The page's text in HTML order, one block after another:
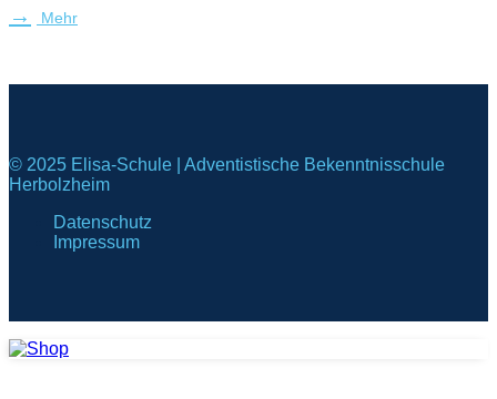
Mehr
© 2025 Elisa-Schule | Adventistische Bekenntnisschule
Herbolzheim
Datenschutz
Impressum